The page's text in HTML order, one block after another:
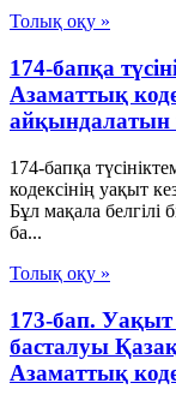
Толық оқу »
174-бапқа
Азаматтық
айқындалатын
174-бапқа
кодексінің уақыт
Бұл мақала белгілі
ба...
Толық оқу »
173-бап. Уақыт
басталуы
Азаматтық